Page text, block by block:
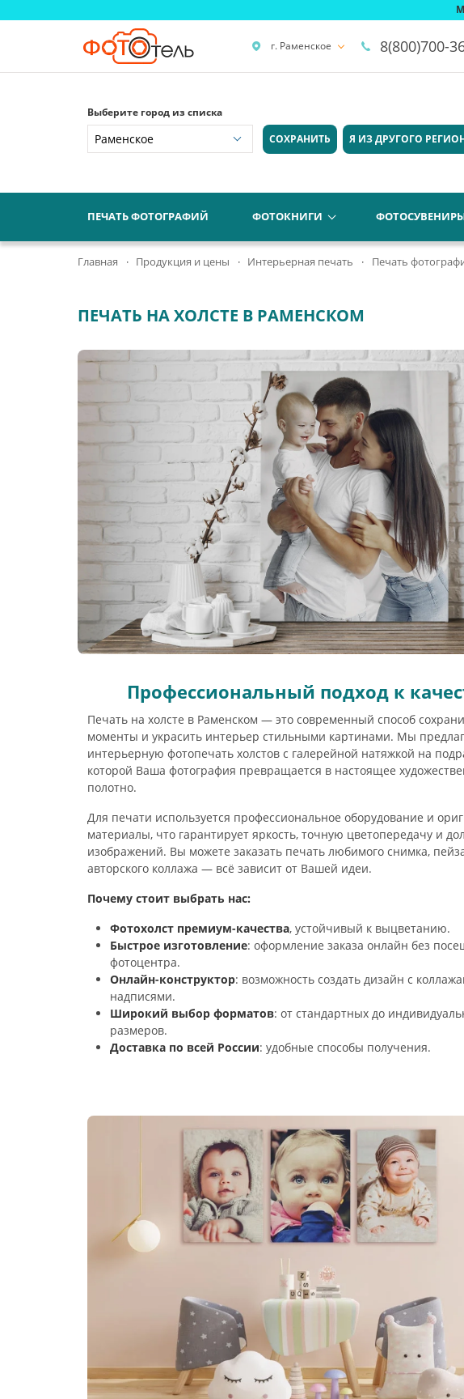
г. Раменское 8(800)700-
Выберите город из списка
СОХРАНИТЬ
Я ИЗ ДРУГОГО
ПЕЧАТЬ ФОТОГРАФИЙ ФОТОКНИГИ
Главная Продукция и цены Интерьерная печать Печать
ПЕЧАТЬ НА ХОЛСТЕ В РАМЕНСКОМ
Профессиональный подход к
Печать на холсте в Раменском — это современный способ
моменты и украсить интерьер стильными картинами. Мы
интерьерную фотопечать холстов с галерейной натяжкой на
которой Ваша фотография превращается в настоящее
полотно.
Для печати используется профессиональное оборудование и
материалы, что гарантирует яркость, точную цветопередачу и
изображений. Вы можете заказать печать любимого снимка,
авторского коллажа — всё зависит от Вашей идеи.
Почему стоит выбрать нас:
Фотохолст премиум-качества, устойчивый к выцветанию.
Быстрое изготовление: оформление заказа онлайн без
фотоцентра.
Онлайн-конструктор: возможность создать дизайн с
надписями.
Широкий выбор форматов: от стандартных до
размеров.
Доставка по всей России: удобные способы получения.